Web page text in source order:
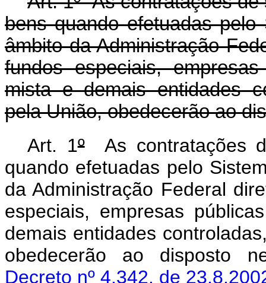
bens quando efetuadas
âmbito da Administração
fundos especiais,
mista e demais entidades
pela União, obedecerão ao
Art. 1ºAs contratações
quando efetuadas pelo
da Administração Federal
especiais, empresas
demais entidades
obedecerão ao disposto
Decreto nº 4.342, de